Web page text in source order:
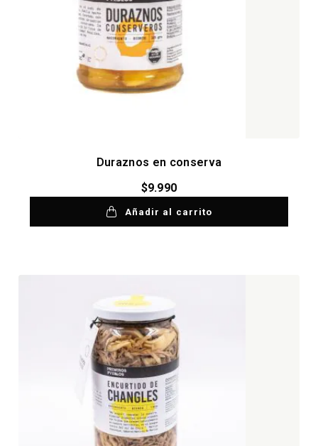
Duraznos en conserva
$9.990
Añadir al carrito